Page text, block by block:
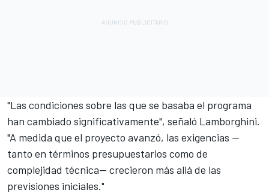
"Las condiciones sobre las que se basaba el programa
han cambiado significativamente", señaló Lamborghini.
"A medida que el proyecto avanzó, las exigencias —
tanto en términos presupuestarios como de
complejidad técnica— crecieron más allá de las
previsiones iniciales."